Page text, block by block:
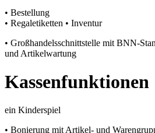
• Bestellung
• Regaletiketten • Inventur
• Großhandelsschnittstelle mit BNN-
und Artikelwartung
Kassenfunktionen
ein Kinderspiel
• Bonierung mit Artikel- und